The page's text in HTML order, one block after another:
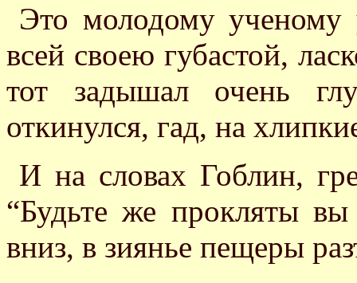
Это молодому ученому
всей своею губастой,
тот задышал очень
откинулся, гад, на
И на словах Гоблин,
“Будьте же прокляты
вниз, в зиянье пещеры